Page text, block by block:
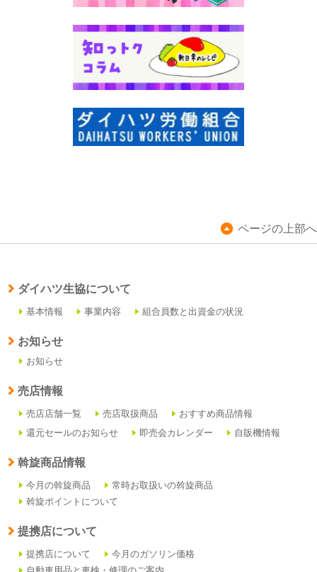
ページの上部へ
ダイハツ生協について
基本情報 事業内容 組合員数と出資金の状況
お知らせ
お知らせ
売店情報
売店店舗一覧 売店取扱商品
おすすめ商品情報
還元セールのお知らせ
即売会カレンダー 自販機情報
斡旋商品情報
今月の斡旋商品
常時お取扱いの斡旋商品
斡旋ポイントについて
提携店について
提携店について
今月のガソリン価格
自動車用品と車検・修理のご案内